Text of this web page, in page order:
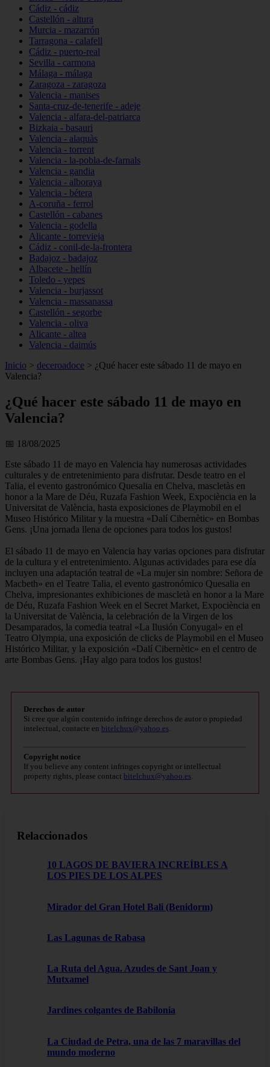
Cádiz - cádiz
Castellón - altura
Murcia - mazarrón
Tarragona - calafell
Cádiz - puerto-real
Sevilla - carmona
Málaga - málaga
Zaragoza - zaragoza
Valencia - manises
Santa-cruz-de-tenerife - adeje
Valencia - alfara-del-patriarca
Bizkaia - basauri
Valencia - alaquàs
Valencia - torrent
Valencia - la-pobla-de-farnals
Valencia - gandia
Valencia - alboraya
Valencia - bétera
A-coruña - ferrol
Castellón - cabanes
Valencia - godella
Alicante - torrevieja
Cádiz - conil-de-la-frontera
Badajoz - badajoz
Albacete - hellín
Toledo - yepes
Valencia - burjassot
Valencia - massanassa
Castellón - segorbe
Valencia - oliva
Alicante - altea
Valencia - daimús
Inicio > deceroadoce > ¿Qué hacer este sábado 11 de mayo en
Valencia?
¿Qué hacer este sábado 11 de mayo en
Valencia?
📅 18/08/2025
Este sábado 11 de mayo en Valencia hay numerosas actividades
culturales y de entretenimiento para disfrutar. Desde teatro en el
Talia, el evento gastronómico Quesalia en Chelva, mascletàs en
honor a la Mare de Déu, Ruzafa Fashion Week, Expociència en la
Universitat de València, hasta exposiciones de Playmobil en el
Museo Histórico Militar y la muestra «Dalí Cibernètic» en Bombas
Gens. ¡Una jornada llena de opciones para todos los gustos!
El sábado 11 de mayo en Valencia hay varias opciones para disfrutar
de la cultura y el entretenimiento. Algunas actividades para ese día
incluyen una adaptación teatral de «La mujer sin nombre: Señora de
Macbeth» en el Teatre Talia, el evento gastronómico Quesalia en
Chelva, impresionantes exhibiciones de mascletà en honor a la Mare
de Déu, Ruzafa Fashion Week en el Secret Market, Expociència en
la Universitat de València, la celebración de la Virgen de los
Desamparados, la comedia teatral «La Ilusión Conyugal» en el
Teatro Olympia, una exposición de clicks de Playmobil en el Museo
Histórico Militar, y la exposición «Dalí Cibernètic» en el centro de
arte Bombas Gens. ¡Hay algo para todos los gustos!
Derechos de autor
Si cree que algún contenido infringe derechos de autor o propiedad
intelectual, contacte en bitelchux@yahoo.es
Copyright notice
If you believe any content infringes copyright or intellectual
property rights, please contact bitelchux@yahoo.es
Relaccionados
10 LAGOS DE BAVIERA INCREÍBLES A
LOS PIES DE LOS ALPES
Mirador del Gran Hotel Bali (Benidorm)
Las Lagunas de Rabasa
La Ruta del Agua. Azudes de Sant Joan y
Mutxamel
Jardines colgantes de Babilonia
La Ciudad de Petra, una de las 7 maravillas del
mundo moderno